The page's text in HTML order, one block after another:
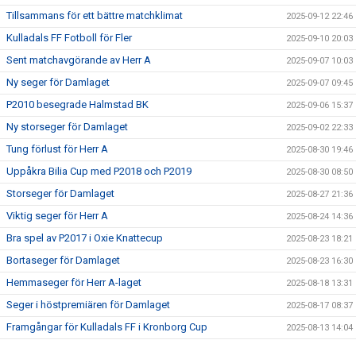
Tillsammans för ett bättre matchklimat 2025-09-12 22:46
Kulladals FF Fotboll för Fler 2025-09-10 20:03
Sent matchavgörande av Herr A 2025-09-07 10:03
Ny seger för Damlaget 2025-09-07 09:45
P2010 besegrade Halmstad BK 2025-09-06 15:37
Ny storseger för Damlaget 2025-09-02 22:33
Tung förlust för Herr A 2025-08-30 19:46
Uppåkra Bilia Cup med P2018 och P2019 2025-08-30 08:50
Storseger för Damlaget 2025-08-27 21:36
Viktig seger för Herr A 2025-08-24 14:36
Bra spel av P2017 i Oxie Knattecup 2025-08-23 18:21
Bortaseger för Damlaget 2025-08-23 16:30
Hemmaseger för Herr A-laget 2025-08-18 13:31
Seger i höstpremiären för Damlaget 2025-08-17 08:37
Framgångar för Kulladals FF i Kronborg Cup 2025-08-13 14:04